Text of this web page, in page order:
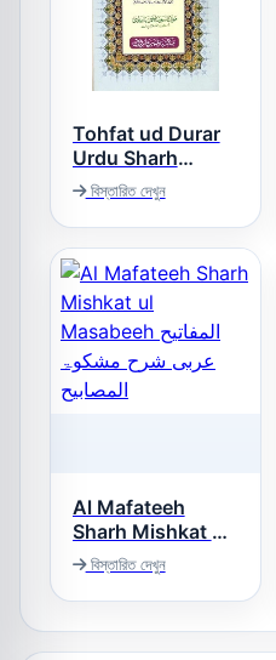
Tohfat ud Durar
Urdu Sharh
Nukhbat ul Fikar
تحفۃ الدرر اردو شرح
شرح نخبۃ الفکر
বিস্তারিত দেখুন
Al Mafateeh
Sharh Mishkat ul
Masabeeh المفاتیح
عربی شرح مشکوۃ
المصابیح
বিস্তারিত দেখুন